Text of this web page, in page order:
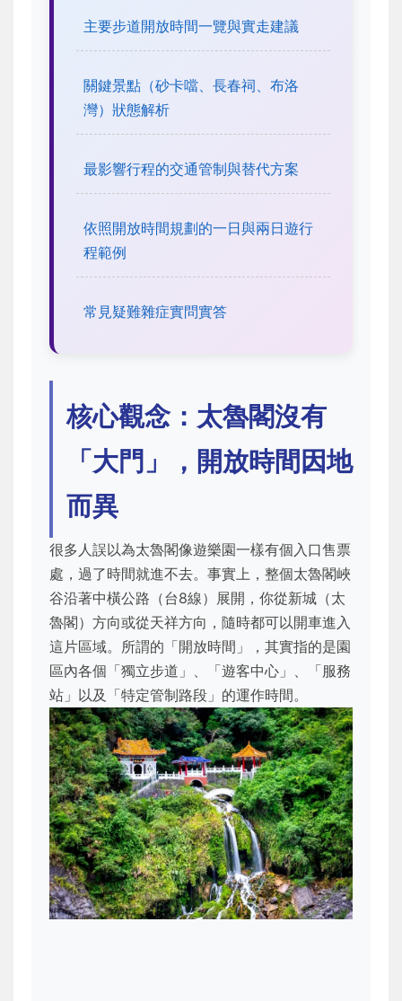
主要步道開放時間一覽與實走建議
關鍵景點（砂卡噹、長春祠、布洛
灣）狀態解析
最影響行程的交通管制與替代方案
依照開放時間規劃的一日與兩日遊行
程範例
常見疑難雜症實問實答
核心觀念：太魯閣沒有
「大門」，開放時間因地
而異
很多人誤以為太魯閣像遊樂園一樣有個入口售票
處，過了時間就進不去。事實上，整個太魯閣峽
谷沿著中橫公路（台8線）展開，你從新城（太
魯閣）方向或從天祥方向，隨時都可以開車進入
這片區域。所謂的「開放時間」，其實指的是園
區內各個「獨立步道」、「遊客中心」、「服務
站」以及「特定管制路段」的運作時間。